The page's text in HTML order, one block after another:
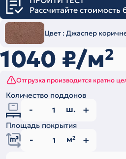
Рассчитайте стоимость
Цвет : Джаспер
1040 ₽/м2
Отгрузка производится кратно
Количество поддонов
ш.
Площадь покрытия
м2